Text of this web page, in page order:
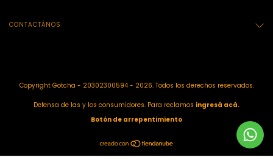
CONTACTÁNOS
Copyright Gotcha - 20302300594 - 2026. Todos los derechos reservados.
Defensa de las y los consumidores. Para reclamos ingresá acá.
Botón de arrepentimiento